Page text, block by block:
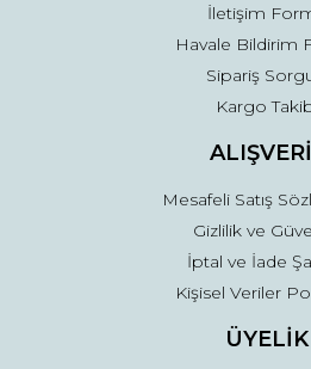
İletişim
Havale Bildirim
Sipariş
Kargo
Mesafeli Satış
Gizlilik ve
İptal ve İade
Kişisel Veriler
ÜYELİK